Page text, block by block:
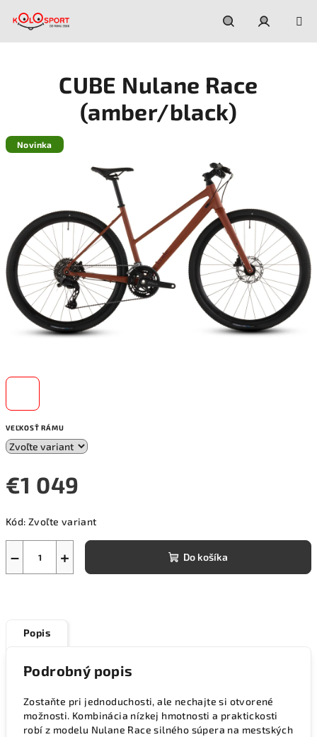
Hľadať
VEĽKOSŤ RÁMU
€1 049
cena:
Kód: Zvoľte variant
+
− Do košíka
CUBE Nulane Race
(amber/black)
Novinka
Popis
Podrobný popis
Zostaňte pri jednoduchosti, ale nechajte si otvorené
možnosti. Kombinácia nízkej hmotnosti a praktickosti
robí z modelu Nulane Race silného súpera na mestských